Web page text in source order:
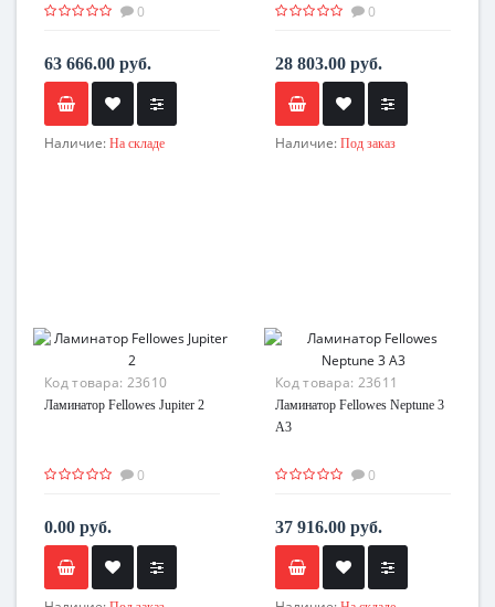
0
63 666.00 руб.
Наличие: На складе
0
28 803.00 руб.
Наличие: Под заказ
Код товара: 23610
Ламинатор Fellowes Jupiter 2
0
0.00 руб.
Код товара: 23611
Ламинатор Fellowes Neptune 3
A3
0
37 916.00 руб.